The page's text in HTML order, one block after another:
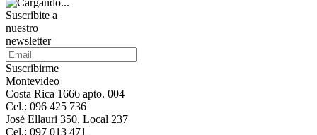
Suscribite a
nuestro
newsletter
Suscribirme
Montevideo
Costa Rica 1666 apto. 004
Cel.: 096 425 736
José Ellauri 350, Local 237
Cel.: 097 013 471